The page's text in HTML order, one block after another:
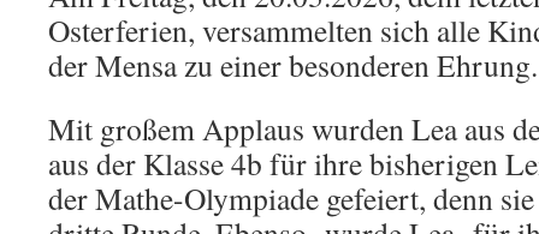
und
Freude
Osterferien, versammelten sich alle
der Mensa zu einer besonderen Ehrung.
Mit großem Applaus wurden Lea aus
aus der Klasse 4b für ihre bisherigen
der Mathe-Olympiade gefeiert, denn